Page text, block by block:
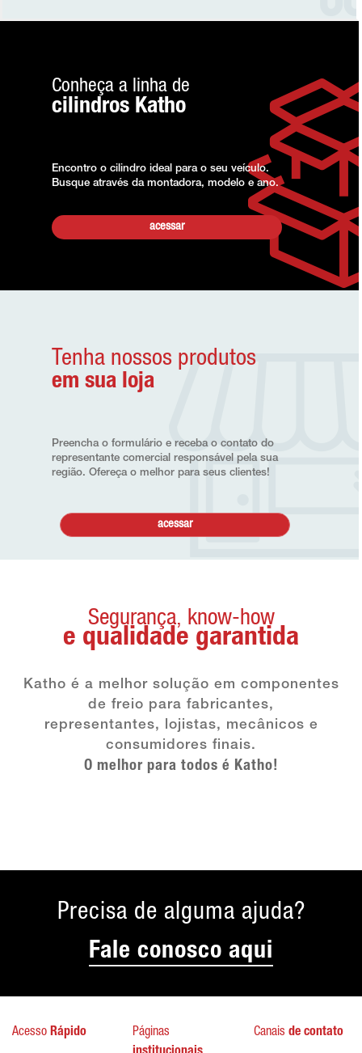
Conheça a linha de
cilindros Katho
Encontro o cilindro ideal para o seu veículo.
Busque através da montadora, modelo e ano.
acessar
Tenha nossos produtos
em sua loja
Preencha o formulário e receba o contato do
representante comercial responsável pela sua
região. Ofereça o melhor para seus clientes!
acessar
Segurança, know-how
e qualidade garantida
Katho é a melhor solução em componentes
de freio para fabricantes,
representantes, lojistas, mecânicos e
consumidores finais.
O melhor para todos é Katho!
Precisa de alguma ajuda?
Fale conosco aqui
Acesso Rápido
Páginas
Canais de contato